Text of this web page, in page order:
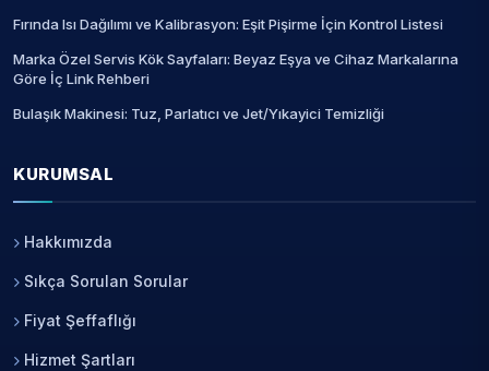
Fırında Isı Dağılımı ve Kalibrasyon: Eşit Pişirme İçin Kontrol Listesi
Marka Özel Servis Kök Sayfaları: Beyaz Eşya ve Cihaz Markalarına
Göre İç Link Rehberi
Bulaşık Makinesi: Tuz, Parlatıcı ve Jet/Yıkayici Temizliği
KURUMSAL
Hakkımızda
Sıkça Sorulan Sorular
Fiyat Şeffaflığı
Hizmet Şartları